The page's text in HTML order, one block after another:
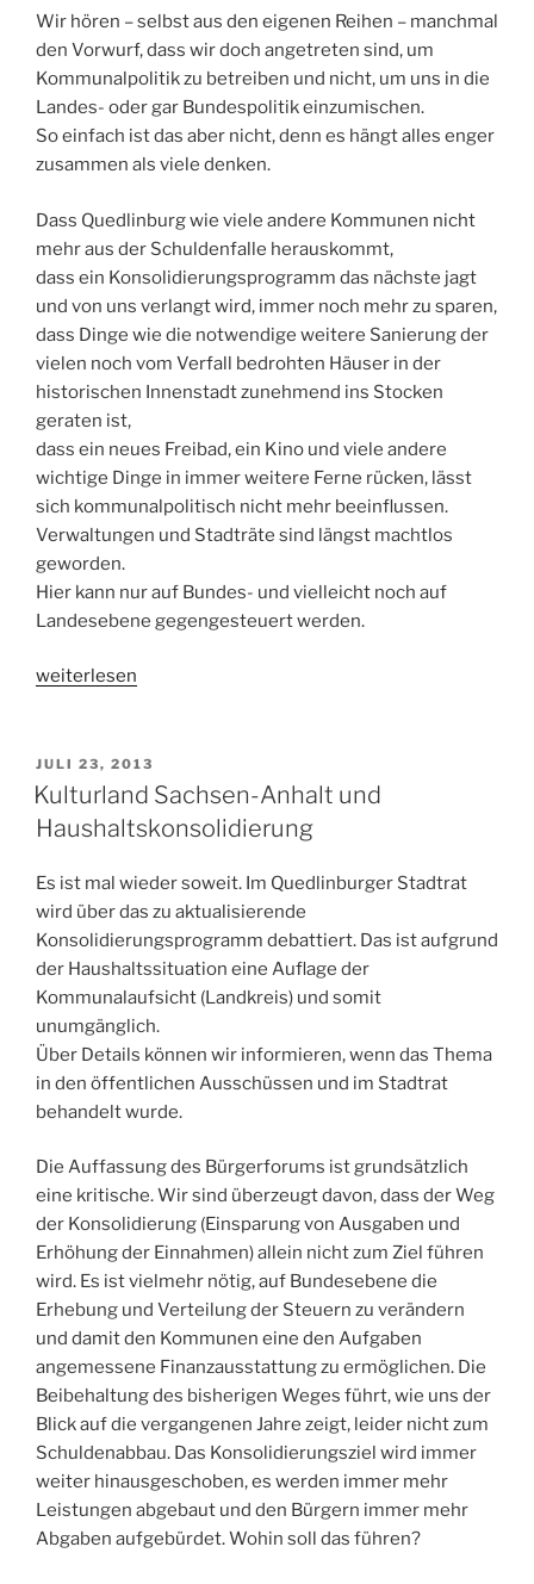
Wir hören – selbst aus den eigenen Reihen – manchmal
den Vorwurf, dass wir doch angetreten sind, um
Kommunalpolitik zu betreiben und nicht, um uns in die
Landes- oder gar Bundespolitik einzumischen.
So einfach ist das aber nicht, denn es hängt alles enger
zusammen als viele denken.
Dass Quedlinburg wie viele andere Kommunen nicht
mehr aus der Schuldenfalle herauskommt,
dass ein Konsolidierungsprogramm das nächste jagt
und von uns verlangt wird, immer noch mehr zu sparen,
dass Dinge wie die notwendige weitere Sanierung der
vielen noch vom Verfall bedrohten Häuser in der
historischen Innenstadt zunehmend ins Stocken
geraten ist,
dass ein neues Freibad, ein Kino und viele andere
wichtige Dinge in immer weitere Ferne rücken, lässt
sich kommunalpolitisch nicht mehr beeinflussen.
Verwaltungen und Stadträte sind längst machtlos
geworden.
Hier kann nur auf Bundes- und vielleicht noch auf
Landesebene gegengesteuert werden.
„Was
Bundestagswahl
mit
Quedlinburger
zu
tun
–
oder
warum
verhindern
die
vielen
Nichtwähler
Investitionen
in
Quedlinburg?“
weiterlesen
VERÖFFENTLICHT
AM
JULI 23, 2013
Kulturland Sachsen-Anhalt und
Haushaltskonsolidierung
Es ist mal wieder soweit. Im Quedlinburger Stadtrat
wird über das zu aktualisierende
Konsolidierungsprogramm debattiert. Das ist aufgrund
der Haushaltssituation eine Auflage der
Kommunalaufsicht (Landkreis) und somit
unumgänglich.
Über Details können wir informieren, wenn das Thema
in den öffentlichen Ausschüssen und im Stadtrat
behandelt wurde.
Die Auffassung des Bürgerforums ist grundsätzlich
eine kritische. Wir sind überzeugt davon, dass der Weg
der Konsolidierung (Einsparung von Ausgaben und
Erhöhung der Einnahmen) allein nicht zum Ziel führen
wird. Es ist vielmehr nötig, auf Bundesebene die
Erhebung und Verteilung der Steuern zu verändern
und damit den Kommunen eine den Aufgaben
angemessene Finanzausstattung zu ermöglichen. Die
Beibehaltung des bisherigen Weges führt, wie uns der
Blick auf die vergangenen Jahre zeigt, leider nicht zum
Schuldenabbau. Das Konsolidierungsziel wird immer
weiter hinausgeschoben, es werden immer mehr
Leistungen abgebaut und den Bürgern immer mehr
Abgaben aufgebürdet. Wohin soll das führen?